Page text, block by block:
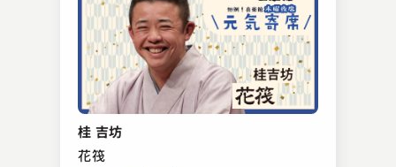
桂 吉坊
花筏
春風亭 柳枝
大工調べ
2023.06.21 | 32分